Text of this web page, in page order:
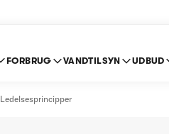
FORBRUG VANDTILSYN UDBUD
Ledelsesprincipper